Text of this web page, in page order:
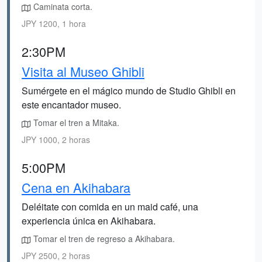
Caminata corta.
JPY 1200, 1 hora
2:30PM
Visita al Museo Ghibli
Sumérgete en el mágico mundo de Studio Ghibli en
este encantador museo.
Tomar el tren a Mitaka.
JPY 1000, 2 horas
5:00PM
Cena en Akihabara
Deléitate con comida en un maid café, una
experiencia única en Akihabara.
Tomar el tren de regreso a Akihabara.
JPY 2500, 2 horas